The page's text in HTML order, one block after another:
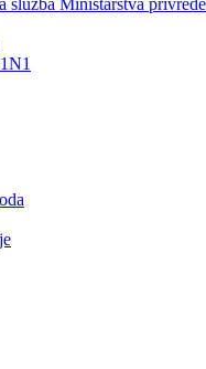
služba Ministarstva privrede